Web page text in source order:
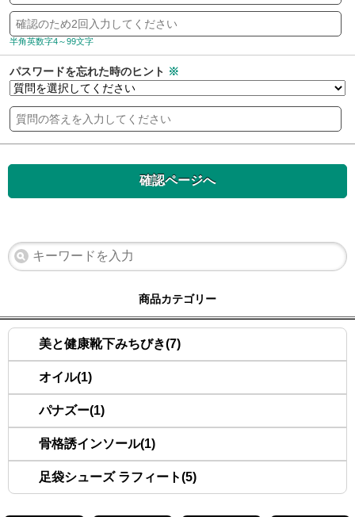
半角英数字4～99文字
パスワードを忘れた時のヒント ※
商品カテゴリー
美と健康靴下みちびき(7)
オイル(1)
パナズー(1)
骨格誘インソール(1)
足袋シューズ ラフィート(5)